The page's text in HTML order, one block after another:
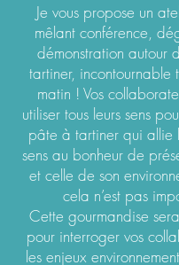
Je vous propose un
mêlant conférence,
démonstration autour
tartiner, incontournable
matin ! Vos
utiliser tous leurs sens
pâte à tartiner qui allie
sens au bonheur de
et celle de son
cela n’est pas
Cette gourmandise
pour interroger vos
les enjeux